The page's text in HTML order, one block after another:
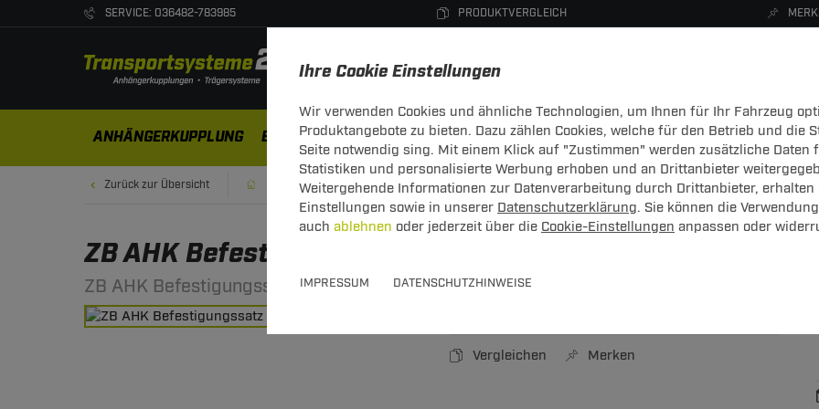
Ihre Cookie Einstellungen
Wir verwenden Cookies und ähnliche Technologien, um Ihnen für Ihr Fahrzeug
Produktangebote zu bieten. Dazu zählen Cookies, welche für den Betrieb und die
Seite notwendig sing. Mit einem Klick auf "Zustimmen" werden zusätzliche Daten
Statistiken und personalisierte Werbung erhoben und an Drittanbieter
Weitergehende Informationen zur Datenverarbeitung durch Drittanbieter, erhalten
Einstellungen sowie in unserer Datenschutzerklärung. Sie können die
auch ablehnen oder jederzeit über die Cookie-Einstellungen anpassen oder
IMPRESSUM DATENSCHUTZHINWEISE
SERVICE: 036482-783985 PRODUKTVERGLEICH
ANHÄNGERKUPPLUNG ELEKTROSÄTZE DACHTRÄGER DACHBOXEN FAHRRADTRÄGER ZUBEHÖR
Zurück zur Übersicht Zubehör Anhänger Zubehör
ZB AHK Befestigungssatz Citr/Fiat/Peug
ZB AHK Befestigungssatz Citr/Fiat/Peug
Vergleichen Merken